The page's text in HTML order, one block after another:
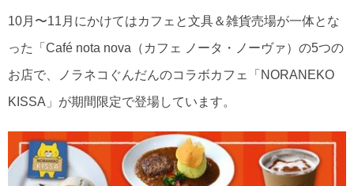
10月〜11月にかけてはカフェと文具＆雑貨売場が一体とな
った「Café nota nova（カフェ ノータ・ノーヴァ）の5つの
お店で、ノラネコぐんだんのコラボカフェ「NORANEKO
KISSA」が期間限定で登場しています。